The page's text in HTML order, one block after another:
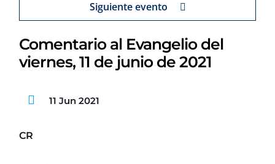
Siguiente evento
Comentario al Evangelio del
viernes, 11 de junio de 2021
11 Jun 2021
CR